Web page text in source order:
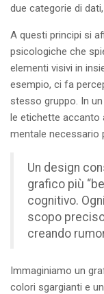
due categorie di
A questi principi si
psicologiche che
elementi visivi in
esempio, ci fa
stesso gruppo. In
le etichette accanto
mentale necessario
Un design
grafico più
cognitivo.
scopo
creando
Immaginiamo un
colori sgargianti e